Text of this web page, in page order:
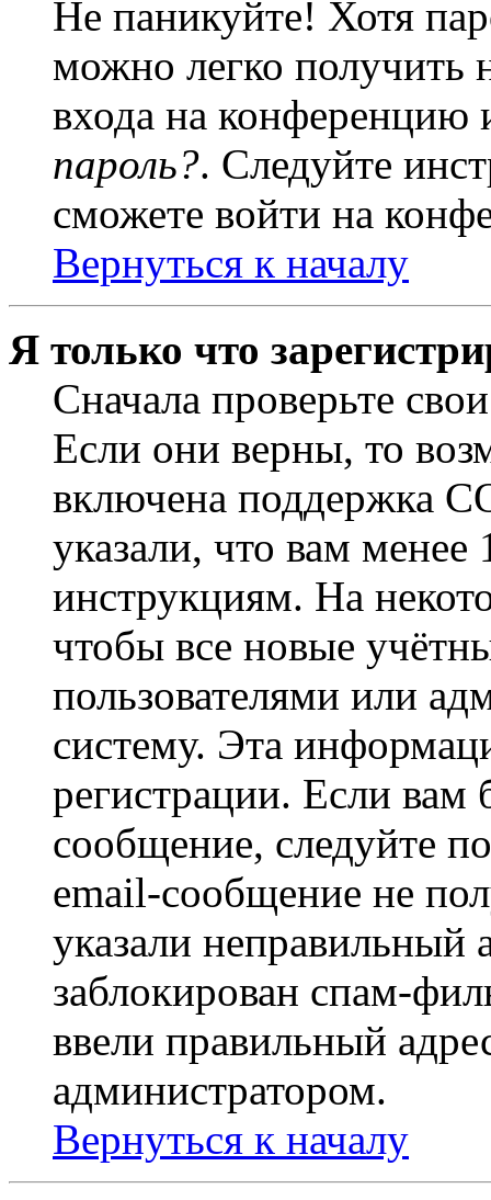
Не паникуйте! Хотя
можно легко получить
входа на
пароль?. Следуйте
сможете войти на
Вернуться к началу
Я только что
Сначала проверьте
Если они верны, то
включена поддержка
указали, что вам
инструкциям. На
чтобы все новые
пользователями или
систему. Эта
регистрации. Если
сообщение, следуйте
email-сообщение не
указали неправильный
заблокирован спам-
ввели правильный
администратором.
Вернуться к началу